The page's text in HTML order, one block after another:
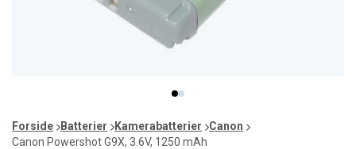
item
0
item
1
of
2
Forside Batterier Kamerabatterier
Canon
Canon Powershot G9X, 3.6V, 1250 mAh